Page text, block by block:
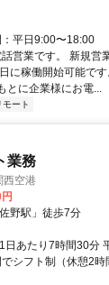
平日9:00〜18:00
営業です。 新規営
に稼働開始可能で
とに企業様にお電...
モート
業務
西空港
野駅」徒歩7分
日あたり7時間30分
シフト制（休憩2